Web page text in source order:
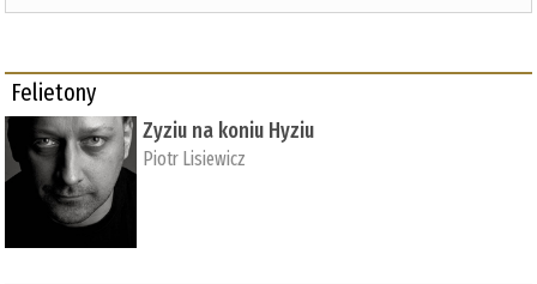
Felietony
Zyziu na koniu Hyziu
Piotr Lisiewicz